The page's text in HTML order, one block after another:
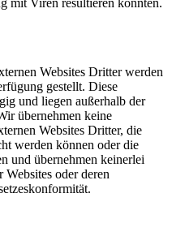
mit Viren resultieren könnten.
Websites Dritter werden
gestellt. Diese
und liegen außerhalb der
übernehmen keine
Websites Dritter, die
werden können oder die
und übernehmen keinerlei
oder deren